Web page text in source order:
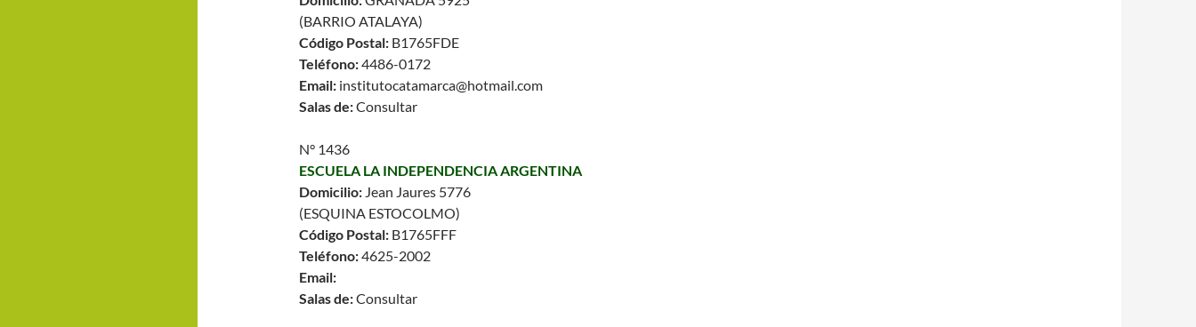
(BARRIO ATALAYA)
Código Postal: B1765FDE
Teléfono:4486-0172
Email: institutocatamarca@hotmail.com
Salas de:Consultar
N° 1436
ESCUELA LA INDEPENDENCIA ARGENTINA
Domicilio: Jean Jaures 5776
(ESQUINA ESTOCOLMO)
Código Postal: B1765FFF
Teléfono:4625-2002
Email:
Salas de:Consultar